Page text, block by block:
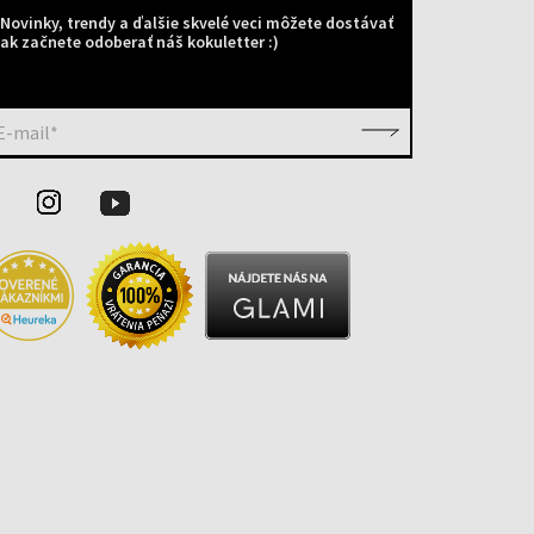
Novinky, trendy a ďalšie skvelé veci môžete dostávať
ak začnete odoberať náš kokuletter :)
mail*